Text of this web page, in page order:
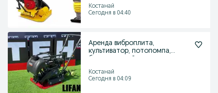
Костанай
Сегодня в 04:40
Аренда виброплита,
культиватор, потопомпа,
Костанай
Сегодня в 04:09